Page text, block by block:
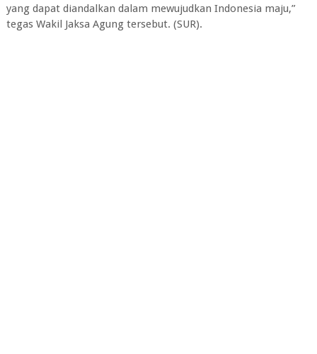
yang dapat diandalkan dalam mewujudkan Indonesia maju,”
tegas Wakil Jaksa Agung tersebut. (SUR).